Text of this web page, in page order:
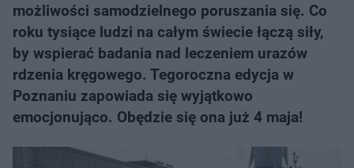
możliwości samodzielnego poruszania się. Co
roku tysiące ludzi na całym świecie łączą siły,
by wspierać badania nad leczeniem urazów
rdzenia kręgowego. Tegoroczna edycja w
Poznaniu zapowiada się wyjątkowo
emocjonująco. Obędzie się ona już 4 maja!